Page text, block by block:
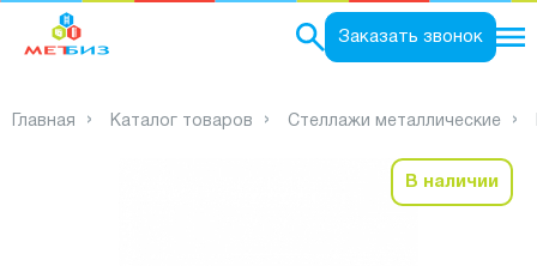
Заказать звонок
Главная Каталог товаров Стеллажи металлические
В наличии